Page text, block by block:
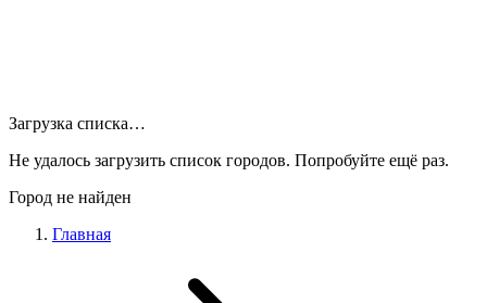
Загрузка списка…
Не удалось загрузить список городов. Попробуйте ещё раз.
Город не найден
Главная